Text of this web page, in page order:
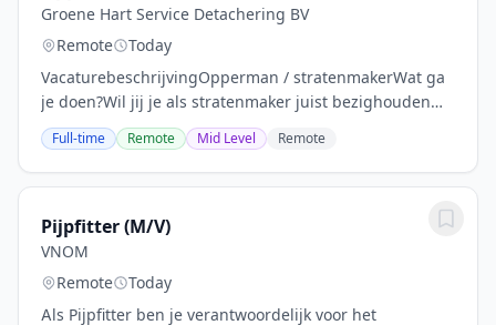
Groene Hart Service Detachering BV
Remote
Today
VacaturebeschrijvingOpperman / stratenmakerWat ga
je doen?Wil jij je als stratenmaker juist bezighouden
met kleinschalig herstelwerk, in plaats van seriematig
straten? Ben je daarnaast fysiek in orde...
Full-time Remote Mid Level Remote
Pijpfitter (M/V)
VNOM
Remote
Today
Als Pijpfitter ben je verantwoordelijk voor het